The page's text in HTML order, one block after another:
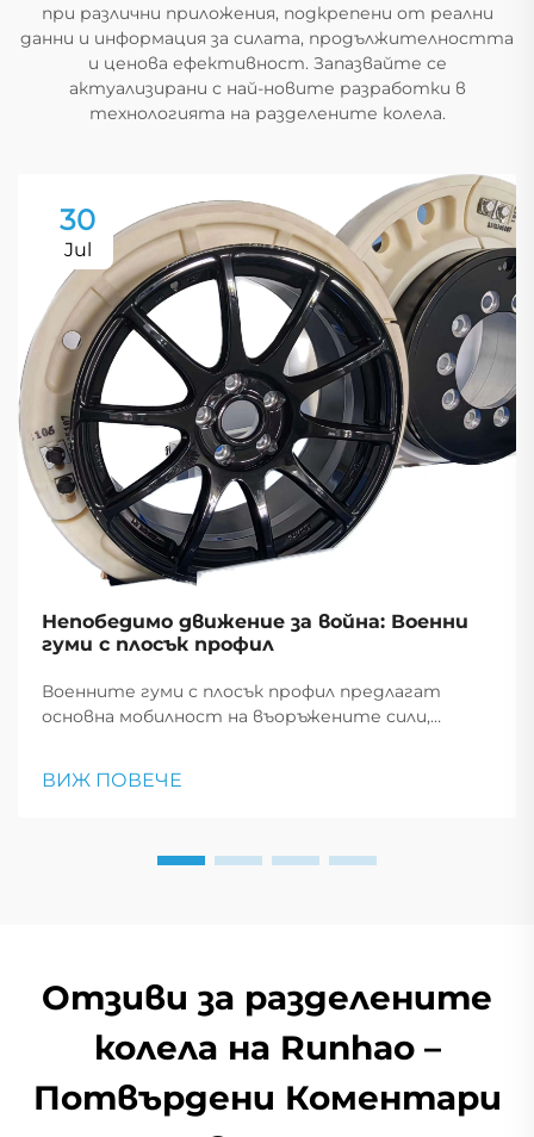
при различни приложения, подкрепени от реални
данни и информация за силата, продължителността
и ценова ефективност. Запазвайте се
актуализирани с най-новите разработки в
технологията на разделените колела.
30
Jul
Непобедимо движение за война: Военни
гуми с плосък профил
Военните гуми с плосък профил предлагат
основна мобилност на въоръжените сили,
от съществено значение за тактически
ВИЖ ПОВЕЧЕ
Отзиви за разделените
колела на Runhao –
Потвърдени Коментари